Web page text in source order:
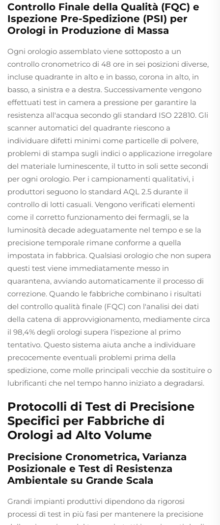
Controllo Finale della Qualità (FQC) e
Ispezione Pre-Spedizione (PSI) per
Orologi in Produzione di Massa
Ogni orologio assemblato viene sottoposto a un
controllo cronometrico di 48 ore in sei posizioni diverse,
incluse quadrante in alto e in basso, corona in alto, in
basso, a sinistra e a destra. Successivamente vengono
effettuati test in camera a pressione per garantire la
resistenza all'acqua secondo gli standard ISO 22810. Gli
scanner automatici del quadrante riescono a
individuare difetti minimi come particelle di polvere,
problemi di stampa sugli indici o applicazione irregolare
del materiale luminescente, il tutto in soli sette secondi
per ogni orologio. Per i campionamenti qualitativi, i
produttori seguono lo standard AQL 2.5 durante il
controllo di lotti casuali. Vengono verificati elementi
come il corretto funzionamento dei fermagli, se la
luminosità decade adeguatamente nel tempo e se la
precisione temporale rimane conforme a quella
impostata in fabbrica. Qualsiasi orologio che non supera
questi test viene immediatamente messo in
quarantena, avviando automaticamente il processo di
correzione. Quando le fabbriche combinano i risultati
del controllo qualità finale (FQC) con l'analisi dei dati
della catena di approvvigionamento, mediamente circa
il 98,4% degli orologi supera l'ispezione al primo
tentativo. Questo sistema aiuta anche a individuare
precocemente eventuali problemi prima della
spedizione, come molle principali vecchie da sostituire o
lubrificanti che nel tempo hanno iniziato a degradarsi.
Protocolli di Test di Precisione
Specifici per Fabbriche di
Orologi ad Alto Volume
Precisione Cronometrica, Varianza
Posizionale e Test di Resistenza
Ambientale su Grande Scala
Grandi impianti produttivi dipendono da rigorosi
processi di test in più fasi per mantenere la precisione